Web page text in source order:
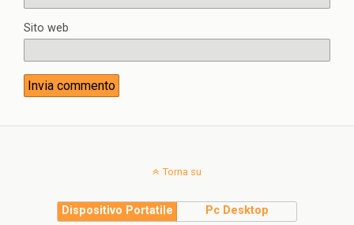
Sito web
Torna su
Dispositivo Portatile Pc Desktop